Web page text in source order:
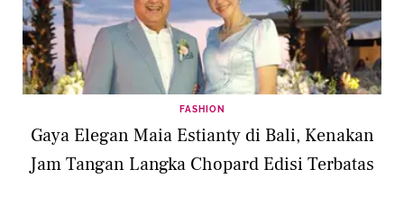
FASHION
Gaya Elegan Maia Estianty di Bali, Kenakan
Jam Tangan Langka Chopard Edisi Terbatas